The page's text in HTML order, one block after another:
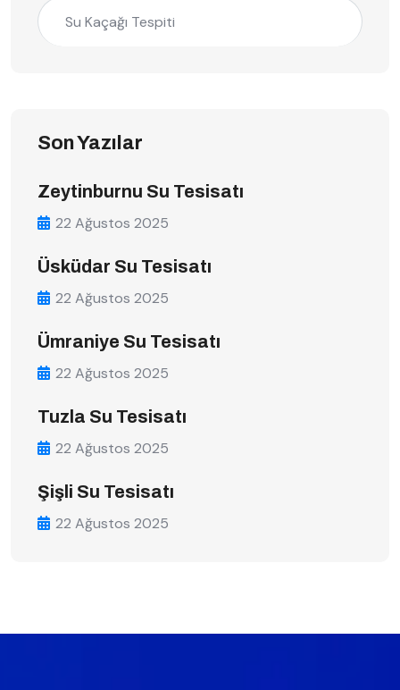
Su Kaçağı Tespiti
Son Yazılar
Zeytinburnu Su Tesisatı
22 Ağustos 2025
Üsküdar Su Tesisatı
22 Ağustos 2025
Ümraniye Su Tesisatı
22 Ağustos 2025
Tuzla Su Tesisatı
22 Ağustos 2025
Şişli Su Tesisatı
22 Ağustos 2025